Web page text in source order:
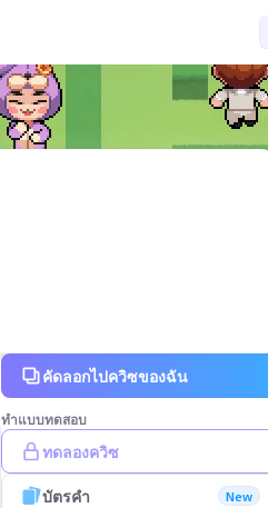
คัดลอกไปควิซของฉัน
ทำแบบทดสอบ
ทดลองควิซ
บัตรคำ New